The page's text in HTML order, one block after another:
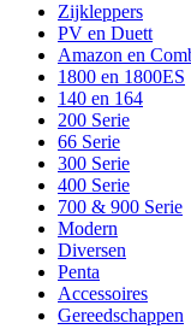
Zijkleppers
PV en Duett
Amazon en
1800 en 1800ES
140 en 164
200 Serie
66 Serie
300 Serie
400 Serie
700 & 900 Serie
Modern
Diversen
Penta
Accessoires
Gereedschappen